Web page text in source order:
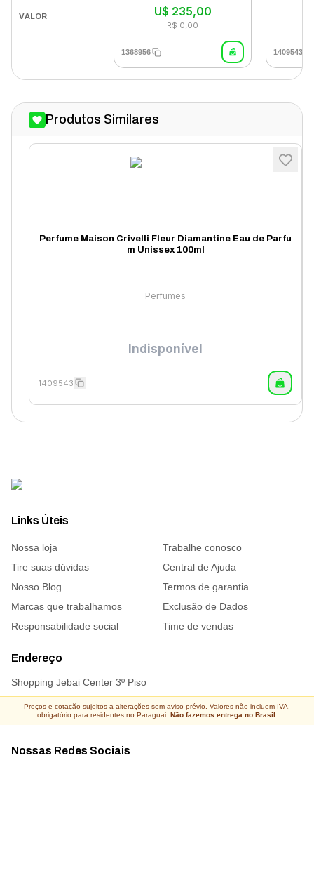
VALOR U$ 235,00
R$ 0,00
1368956 1409543
Produtos Similares
Perfume Maison Crivelli Fleur Diamantine Eau de Parfu
m Unissex 100ml
Perfumes
Indisponível
1409543
Links Úteis
Nossa loja
Trabalhe conosco
Tire suas dúvidas
Central de Ajuda
Nosso Blog
Termos de garantia
Marcas que trabalhamos
Exclusão de Dados
Responsabilidade social
Time de vendas
Endereço
Shopping Jebai Center 3º Piso
Nossas Redes Sociais
Preços e cotação sujeitos a alterações sem aviso prévio. Valores não incluem IVA,
obrigatório para residentes no Paraguai. Não fazemos entrega no Brasil.